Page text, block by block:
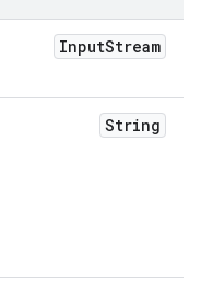
InputStream
String